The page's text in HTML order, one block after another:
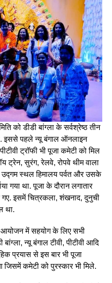
को डीडी बांग्ला के सर्वश्रेष्ठ तीन
इससे पहले न्यू बंगाल ऑनलाइन
ट्रॉफी भी पूजा कमेटी को मिल
ट्रेन, सुरंग, रेलवे, रोपवे थीम वाला
स्थल हिमालय पर्वत और उसके
गया था. पूजा के दौरान लगातार
इसमें चित्रकला, शंखनाद, दुनुची
था.
आयोजन में सहयोग के लिए सभी
न्यू बंगाल टीवी, पीटीवी आदि
प्रयास से इस बार भी पूजा
कमेटी को पुरस्कार भी मिले.